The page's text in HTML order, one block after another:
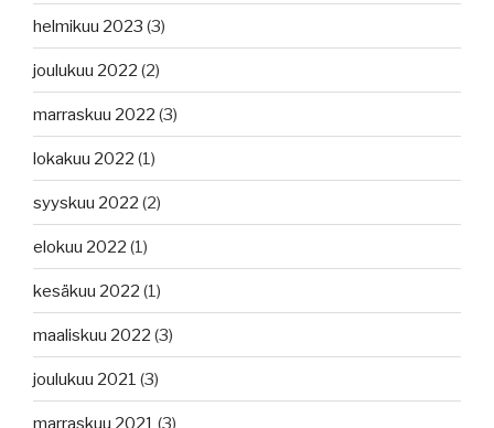
helmikuu 2023 (3)
joulukuu 2022 (2)
marraskuu 2022 (3)
lokakuu 2022 (1)
syyskuu 2022 (2)
elokuu 2022 (1)
kesäkuu 2022 (1)
maaliskuu 2022 (3)
joulukuu 2021 (3)
marraskuu 2021 (3)